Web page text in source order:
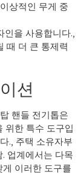
상적인 무게 중
인을 사용합니다.,
때 더 큰 통제력
션
핸들 전기톱은
위한 특수 도구입
., 주택 소유자부
업계에서는 다목
이러한 도구를